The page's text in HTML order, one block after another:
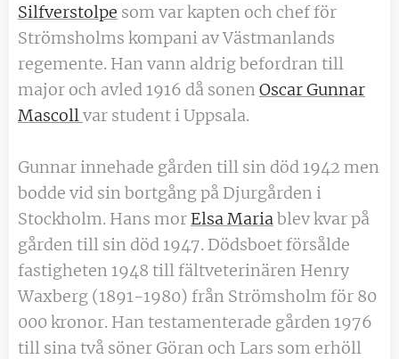
Silfverstolpe som var kapten och chef för
Strömsholms kompani av Västmanlands
regemente. Han vann aldrig befordran till
major och avled 1916 då sonen Oscar Gunnar
Mascollvar student i Uppsala.
Gunnar innehade gården till sin död 1942 men
bodde vid sin bortgång på Djurgården i
Stockholm. Hans mor Elsa Mariablev kvar på
gården till sin död 1947. Dödsboet försålde
fastigheten 1948 till fältveterinären Henry
Waxberg (1891-1980) från Strömsholm för 80
000 kronor. Han testamenterade gården 1976
till sina två söner Göran och Lars som erhöll